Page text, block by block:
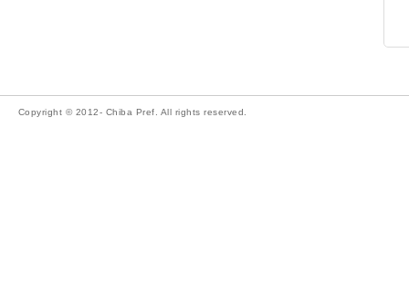
Copyright © 2012- Chiba Pref. All rights reserved.